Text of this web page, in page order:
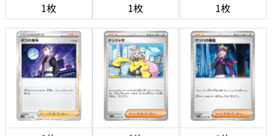
1枚 1枚 1枚